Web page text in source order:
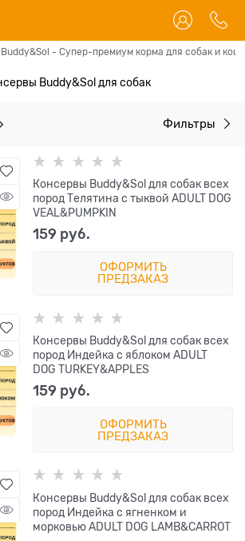
Buddy&Sol - Супер-премиум корма для собак и
Buddy&Sol для собак
Фильтры
Консервы Buddy&Sol для собак всех
пород Телятина с тыквой ADULT DOG
VEAL&PUMPKIN
159 руб.
ОФОРМИТЬ
ПРЕДЗАКАЗ
Консервы Buddy&Sol для собак всех
пород Индейка с яблоком ADULT
DOG TURKEY&APPLES
159 руб.
ОФОРМИТЬ
ПРЕДЗАКАЗ
Консервы Buddy&Sol для собак всех
пород Индейка с ягненком и
морковью ADULT DOG LAMB&CARROT